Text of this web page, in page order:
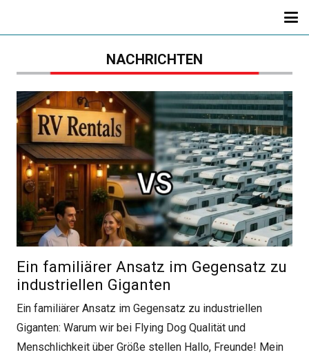
NACHRICHTEN
Ein familiärer Ansatz im Gegensatz zu
industriellen Giganten
Ein familiärer Ansatz im Gegensatz zu industriellen
Giganten: Warum wir bei Flying Dog Qualität und
Menschlichkeit über Größe stellen Hallo, Freunde! Mein